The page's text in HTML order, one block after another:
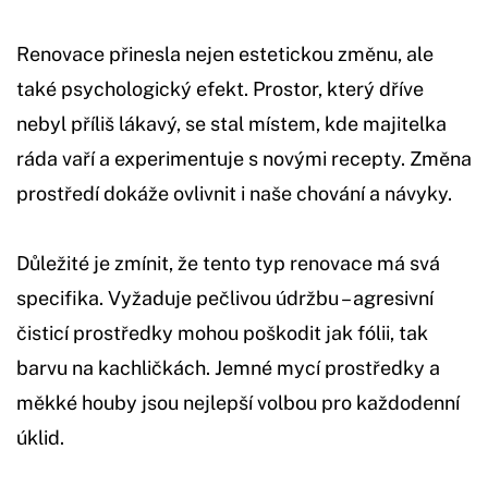
Renovace přinesla nejen estetickou změnu, ale
také psychologický efekt. Prostor, který dříve
nebyl příliš lákavý, se stal místem, kde majitelka
ráda vaří a experimentuje s novými recepty. Změna
prostředí dokáže ovlivnit i naše chování a návyky.
Důležité je zmínit, že tento typ renovace má svá
specifika. Vyžaduje pečlivou údržbu – agresivní
čisticí prostředky mohou poškodit jak fólii, tak
barvu na kachličkách. Jemné mycí prostředky a
měkké houby jsou nejlepší volbou pro každodenní
úklid.